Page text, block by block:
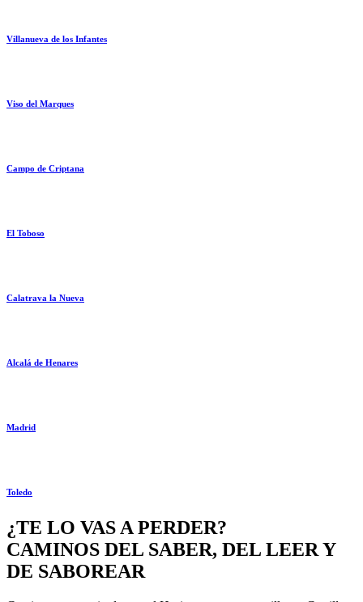
Villanueva de los Infantes
Viso del Marques
Campo de Criptana
El Toboso
Calatrava la Nueva
Alcalá de Henares
Madrid
Toledo
¿TE LO VAS A PERDER?
CAMINOS DEL SABER, DEL LEER Y
DE SABOREAR